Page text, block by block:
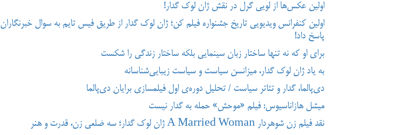
اولین عکس‌ها از لویی گرل در نقش ژان لوک گدار!
اولین کنفرانس ویدیویی تاریخ جشنواره فیلم کن؛ ژان لوک گدار از طریق فیس تایم به سوال خبرنگاران
پاسخ داد!
برای او که نه تنها ساختار زبان سینمایی بلکه ساختار زندگی را شکست
به یاد ژان لوک گدار، میزانسن سیاست و سیاست زیبایی‌شناسانه
دی‌پالما، گدار و تئاتر سیاست / تحلیل دوره‌ی اول فیلمسازی برایان دی‌پالما
میشل هازاناسیوس: فیلم «موحش» حمله به گدار نیست
نقد فیلم زن شوهردار A Married Woman ژان لوک گدار؛ سه ضلعی زن، قدرت و هنر